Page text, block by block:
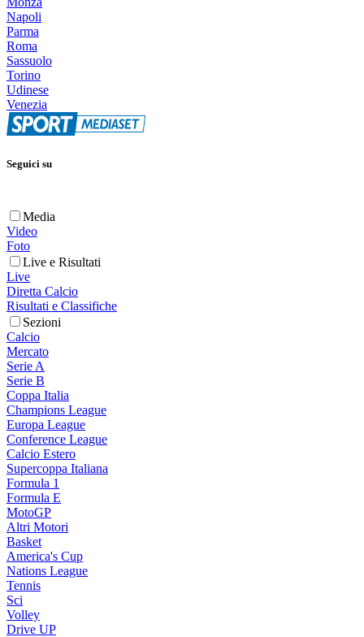
Napoli
Parma
Roma
Sassuolo
Torino
Udinese
Venezia
Seguici su
Media
Video
Foto
Live e Risultati
Live
Diretta Calcio
Risultati e Classifiche
Sezioni
Calcio
Mercato
Serie A
Serie B
Coppa Italia
Champions League
Europa League
Conference League
Calcio Estero
Supercoppa Italiana
Formula 1
Formula E
MotoGP
Altri Motori
Basket
America's Cup
Nations League
Tennis
Sci
Volley
Drive UP